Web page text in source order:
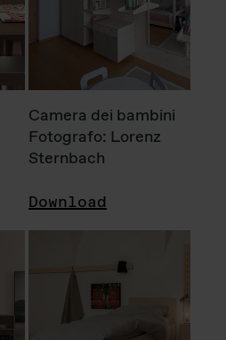
Camera dei bambini
Fotografo: Lorenz
Sternbach
Download